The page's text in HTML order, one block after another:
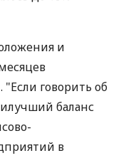
и
говорить об
баланс
в